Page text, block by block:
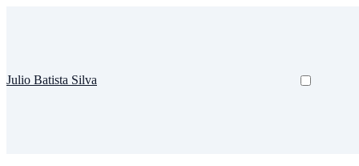
Julio Batista Silva